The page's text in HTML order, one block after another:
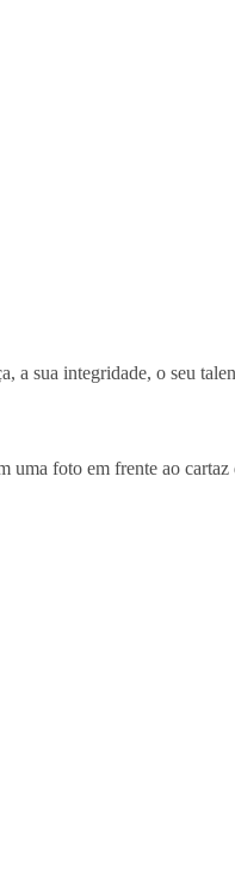
sua integridade, o seu
uma foto em frente ao